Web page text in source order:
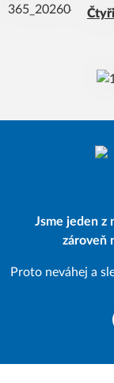
Jsme jeden z
zároveň
Proto neváhej a